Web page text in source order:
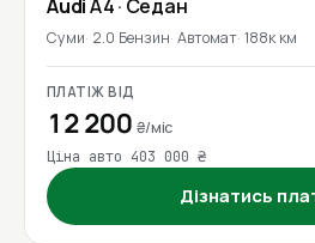
AudiA4· Седан
Суми 2.0 Бензин Автомат 188к км
ПЛАТІЖ ВІД
12 200 ₴/міс
Ціна авто 403 000 ₴
Дізнатись